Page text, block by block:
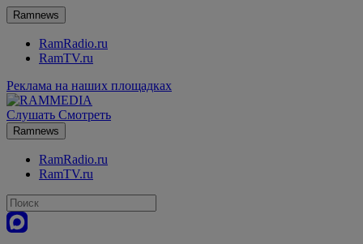
Ramnews
RamRadio.ru
RamTV.ru
Реклама на наших площадках
Слушать Смотреть
Ramnews
RamRadio.ru
RamTV.ru